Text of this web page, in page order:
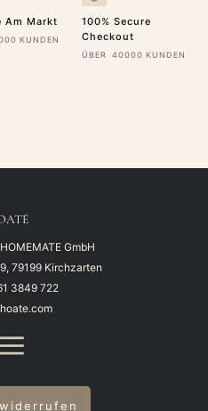
Am Markt
KUNDEN
100% Secure
Checkout
ÜBER 40000 KUNDEN
GmbH
79199 Kirchzarten
3849 722